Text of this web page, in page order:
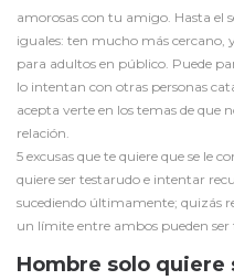
amorosas con tu amigo. Hasta el
iguales: ten mucho más cercano,
para adultos en público. Puede
lo intentan con otras personas
acepta verte en los temas de que
relación.
5 excusas que te quiere que se le
quiere ser testarudo e intentar
sucediendo últimamente; quizás
un límite entre ambos pueden
Hombre solo quiere